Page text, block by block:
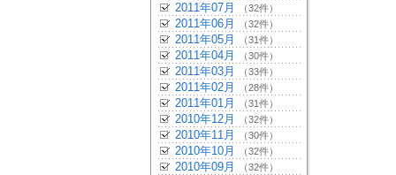
2011年07月 （32件）
2011年06月 （32件）
2011年05月 （31件）
2011年04月 （30件）
2011年03月 （33件）
2011年02月 （28件）
2011年01月 （31件）
2010年12月 （32件）
2010年11月 （30件）
2010年10月 （32件）
2010年09月 （32件）